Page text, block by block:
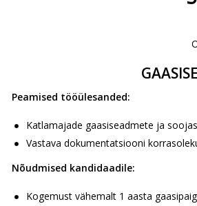
Peamised tööülesanded:
Katlamajade gaasiseadmete ja
Vastava dokumentatsiooni
Nõudmised kandidaadile:
Kogemust vähemalt 1 aasta